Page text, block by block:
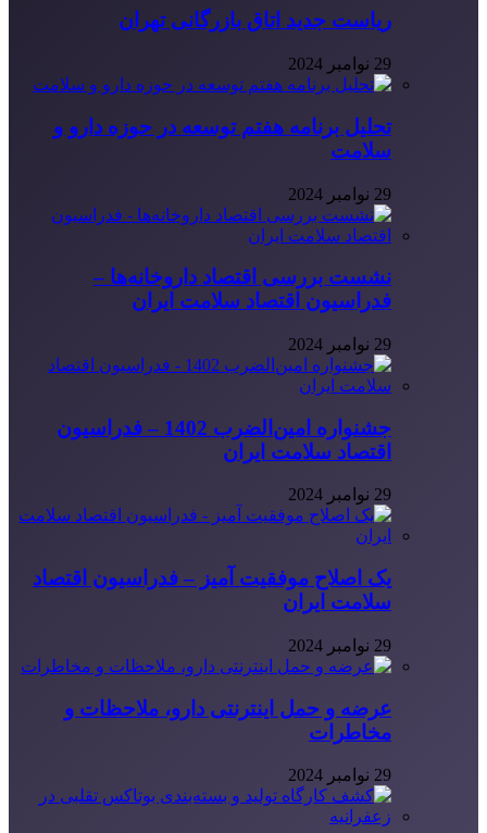
ریاست جدید اتاق بازرگانی تهران
29 نوامبر 2024
تحلیل برنامه هفتم توسعه در حوزه دارو و
سلامت
29 نوامبر 2024
نشست بررسی اقتصاد داروخانه‌ها –
فدراسیون اقتصاد سلامت ایران
29 نوامبر 2024
جشنواره امین‌الضرب 1402 – فدراسیون
اقتصاد سلامت ایران
29 نوامبر 2024
یک اصلاح موفقیت آمیز – فدراسیون اقتصاد
سلامت ایران
29 نوامبر 2024
عرضه و حمل اینترنتی دارو، ملاحظات و
مخاطرات
29 نوامبر 2024